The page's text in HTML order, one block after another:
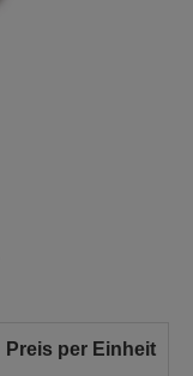
Preis per Einheit